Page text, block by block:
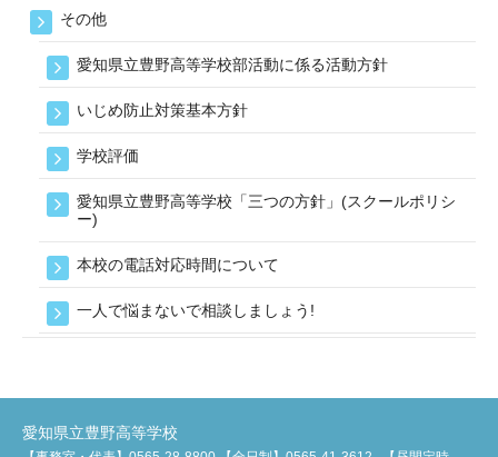
その他
愛知県立豊野高等学校部活動に係る活動方針
いじめ防止対策基本方針
学校評価
愛知県立豊野高等学校「三つの方針」(スクールポリシ
ー)
本校の電話対応時間について
一人で悩まないで相談しましょう!
愛知県立豊野高等学校